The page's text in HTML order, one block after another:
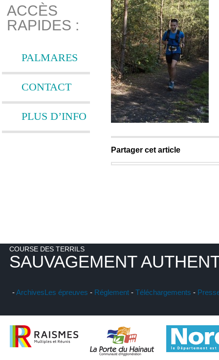
ACCÈS
RAPIDES :
PALMARES
CONTACT
PLUS D’INFO
Partager cet article
COURSE DES TERRILS
SAUVAGEMENT
-ArchivesLes épreuves - Réglement - Téléchargements -